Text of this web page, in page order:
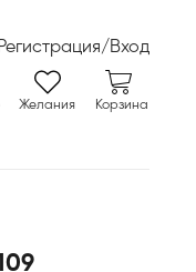
Регистрация/Вход
Желания Корзина